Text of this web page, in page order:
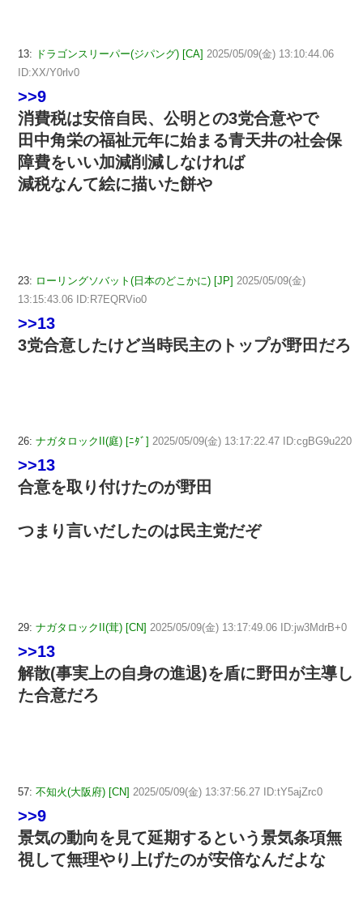
13: ドラゴンスリーパー(ジパング) [CA] 2025/05/09(金) 13:10:44.06
ID:XX/Y0rlv0
>>9
消費税は安倍自民、公明との3党合意やで
田中角栄の福祉元年に始まる青天井の社会保
障費をいい加減削減しなければ
減税なんて絵に描いた餅や
23: ローリングソバット(日本のどこかに) [JP] 2025/05/09(金)
13:15:43.06 ID:R7EQRVio0
>>13
3党合意したけど当時民主のトップが野田だろ
26: ナガタロックII(庭) [ﾆﾀﾞ] 2025/05/09(金) 13:17:22.47 ID:cgBG9u220
>>13
合意を取り付けたのが野田
つまり言いだしたのは民主党だぞ
29: ナガタロックII(茸) [CN] 2025/05/09(金) 13:17:49.06 ID:jw3MdrB+0
>>13
解散(事実上の自身の進退)を盾に野田が主導し
た合意だろ
57: 不知火(大阪府) [CN] 2025/05/09(金) 13:37:56.27 ID:tY5ajZrc0
>>9
景気の動向を見て延期するという景気条項無
視して無理やり上げたのが安倍なんだよな